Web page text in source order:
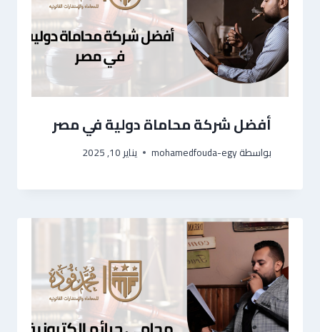
أفضل شركة محاماة دولية في مصر
بواسطةmohamedfouda-egy يناير 10, 2025